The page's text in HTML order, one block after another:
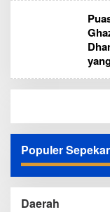
Populer
Daerah